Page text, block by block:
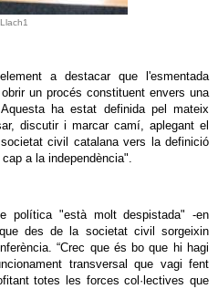
Llach1
a destacar que l'esmentada
un procés constituent envers una
ha estat definida pel mateix
discutir i marcar camí, aplegant el
civil catalana vers la definició
a la independència".
política "està molt despistada" -en
des de la societat civil sorgeixin
“Crec que és bo que hi hagi
transversal que vagi fent
totes les forces col·lectives que